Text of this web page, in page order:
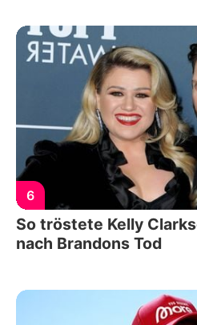
6
So tröstete Kelly
nach Brandons Tod